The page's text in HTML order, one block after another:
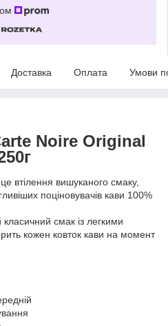
Доставка Оплата Умови
Noire Original
втілення вишуканого смаку,
поціновувачів кави 100%
смак із легкими
кожен ковток кави на момент